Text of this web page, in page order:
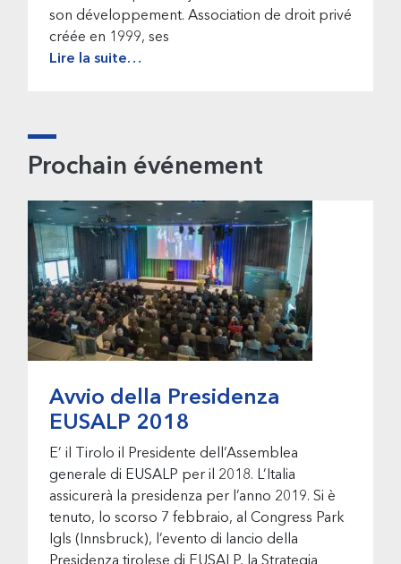
son développement. Association de droit privé
créée en 1999, ses
Lire la suite…
Prochain événement
Avvio della Presidenza
EUSALP 2018
E’ il Tirolo il Presidente dell’Assemblea
generale di EUSALP per il 2018. L’Italia
assicurerà la presidenza per l’anno 2019. Si è
tenuto, lo scorso 7 febbraio, al Congress Park
Igls (Innsbruck), l’evento di lancio della
Presidenza tirolese di EUSALP, la Strategia